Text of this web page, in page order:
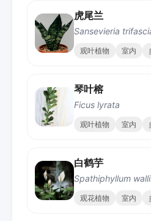
虎尾兰
Sansevieria
观叶植物 室内
琴叶榕
Ficus lyrata
观叶植物 室内
白鹤芋
Spathiphyllum
观花植物 室内